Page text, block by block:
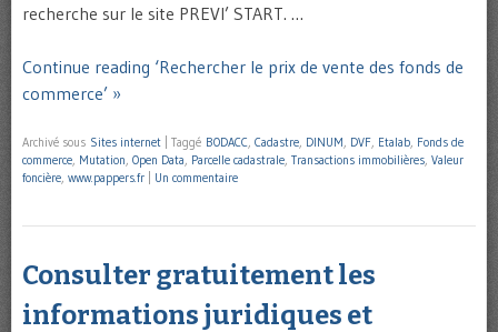
recherche sur le site PREVI’ START. …
Continue reading ‘Rechercher le prix de vente des fonds de
commerce’ »
Archivé sous Sites internet Taggé BODACC, Cadastre, DINUM, DVF, Etalab, Fonds de
commerce, Mutation, Open Data, Parcelle cadastrale, Transactions immobilières, Valeur
foncière, www.pappers.fr Un commentaire
Consulter gratuitement les
informations juridiques et